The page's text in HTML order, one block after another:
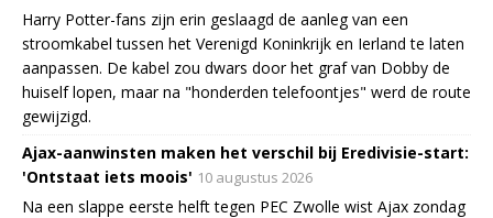
Harry Potter-fans zijn erin geslaagd de aanleg van een
stroomkabel tussen het Verenigd Koninkrijk en Ierland te laten
aanpassen. De kabel zou dwars door het graf van Dobby de
huiself lopen, maar na "honderden telefoontjes" werd de route
gewijzigd.
Ajax-aanwinsten maken het verschil bij Eredivisie-start:
'Ontstaat iets moois' 10 augustus 2026
Na een slappe eerste helft tegen PEC Zwolle wist Ajax zondag